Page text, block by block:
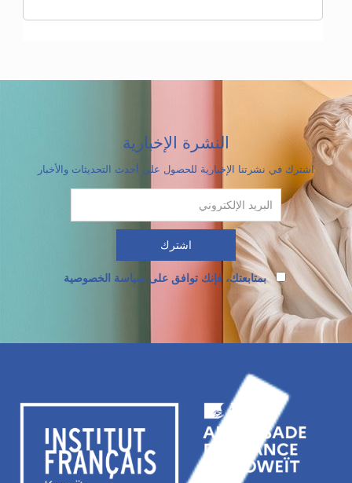
النشرة الإخبارية
اشترك في نشرتنا الإخبارية للحصول على أحدث التحديثات والأخبار
بمتابعتك، فإنك توافق على سياسة الخصوصية